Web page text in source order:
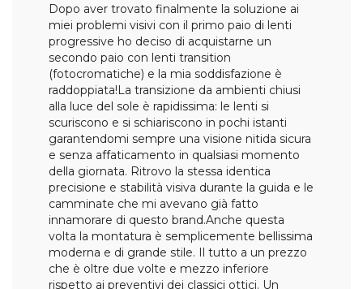
Dopo aver trovato finalmente la soluzione ai
miei problemi visivi con il primo paio di lenti
progressive ho deciso di acquistarne un
secondo paio con lenti transition
(fotocromatiche) e la mia soddisfazione è
raddoppiata!La transizione da ambienti chiusi
alla luce del sole è rapidissima: le lenti si
scuriscono e si schiariscono in pochi istanti
garantendomi sempre una visione nitida sicura
e senza affaticamento in qualsiasi momento
della giornata. Ritrovo la stessa identica
precisione e stabilità visiva durante la guida e le
camminate che mi avevano già fatto
innamorare di questo brand.Anche questa
volta la montatura è semplicemente bellissima
moderna e di grande stile. Il tutto a un prezzo
che è oltre due volte e mezzo inferiore
rispetto ai preventivi dei classici ottici. Un